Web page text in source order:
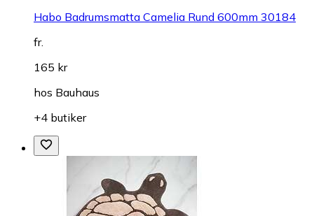
Habo Badrumsmatta Camelia Rund 600mm 30184
fr.
165 kr
hos Bauhaus
+4 butiker